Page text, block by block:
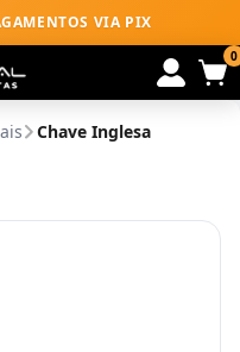
VIA PIX
0
Chave Inglesa